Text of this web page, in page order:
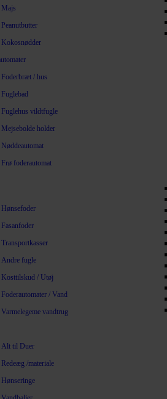
Majs
Peanutbutter
Kokosnødder
Foderbræt / hus
Fuglebad
Fuglehus vildtfugle
Mejsebolde holder
Nøddeautomat
Frø foderautomat
Hønsefoder
Fasanfoder
Transportkasser
Andre fugle
Kosttilskud / Utøj
Foderautomater / Vand
Varmelegeme vandtrug
Alt til Duer
Redeæg /materiale
Hønseringe